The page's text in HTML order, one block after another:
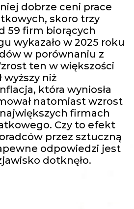
dobrze ceni prace
skoro trzy
59 firm biorących
wykazało w 2025 roku
w porównaniu z
ten w większości
wyższy niż
która wyniosła
natomiast wzrost
firmach
Czy to efekt
przez sztuczną
odpowiedzi jest
dotknęło.